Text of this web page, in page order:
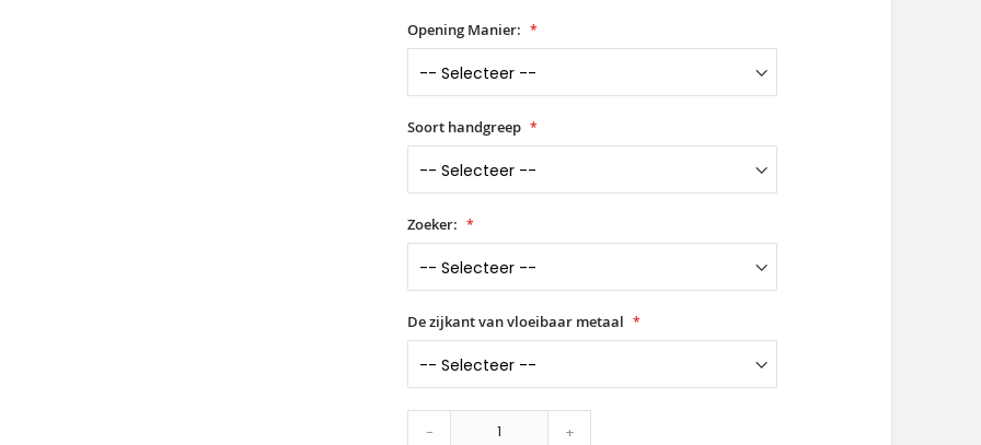
Opening Manier:
Soort handgreep
Zoeker:
De zijkant van vloeibaar metaal
- +